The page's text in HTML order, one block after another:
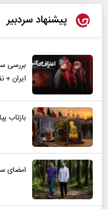
پیشنهاد سردبیر
بررسی
ایران +
بازتاب
امضای